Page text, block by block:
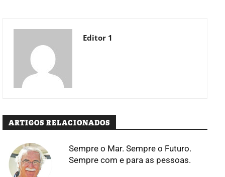
Editor 1
ARTIGOS RELACIONADOS
Sempre o Mar. Sempre o Futuro.
Sempre com e para as pessoas.